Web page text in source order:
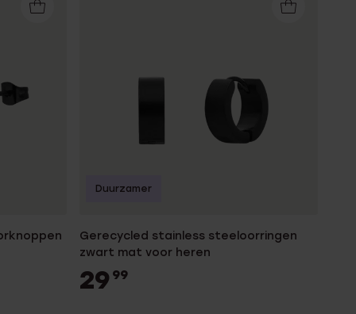
Gerecycled stainless steeloorringen
zwart mat voor heren
29 99
Duurzamer